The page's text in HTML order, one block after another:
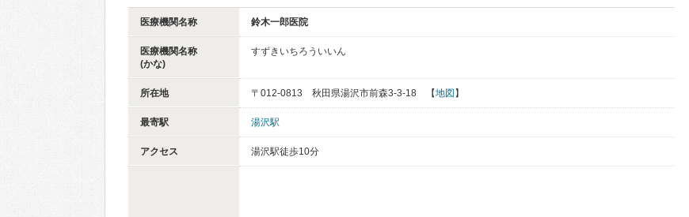
医療機関名称 鈴木一郎医院
医療機関名称
(かな)
すずきいちろういいん
所在地 〒012-0813 秋田県湯沢市前森3-3-18 【地図 】
最寄駅 湯沢駅
アクセス 湯沢駅徒歩10分